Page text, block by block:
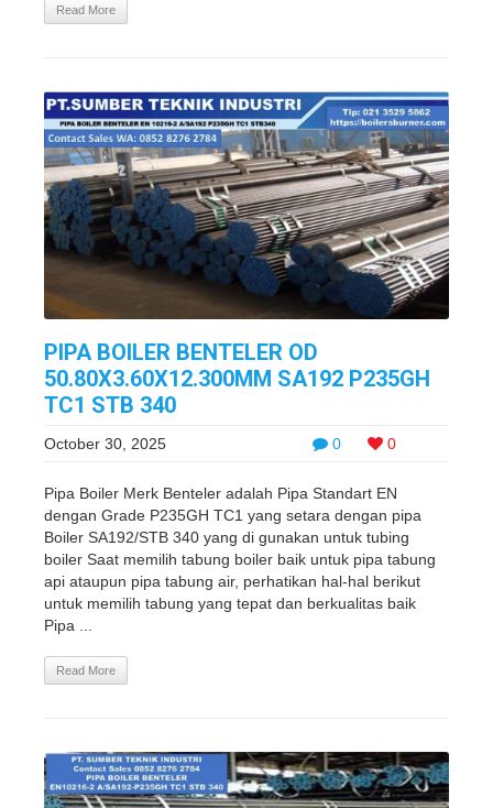
Read More
PIPA BOILER BENTELER OD
50.80X3.60X12.300MM SA192 P235GH
TC1 STB 340
0 0
October 30, 2025
Pipa Boiler Merk Benteler adalah Pipa Standart EN
dengan Grade P235GH TC1 yang setara dengan pipa
Boiler SA192/STB 340 yang di gunakan untuk tubing
boiler Saat memilih tabung boiler baik untuk pipa tabung
api ataupun pipa tabung air, perhatikan hal-hal berikut
untuk memilih tabung yang tepat dan berkualitas baik
Pipa ...
Read More